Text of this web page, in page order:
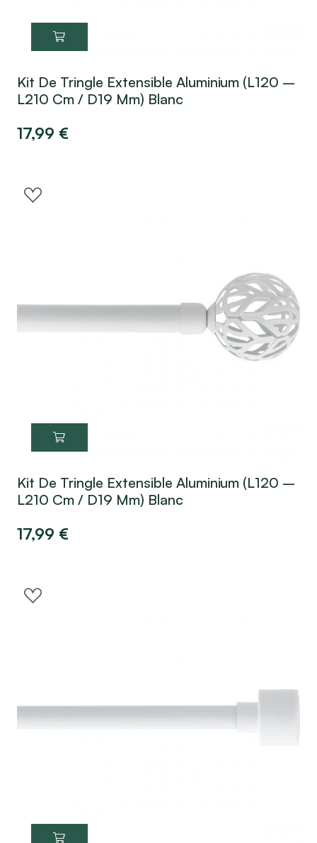
Kit De Tringle Extensible Aluminium (L120 –
L210 Cm / D19 Mm) Blanc
17,99 €
Kit De Tringle Extensible Aluminium (L120 –
L210 Cm / D19 Mm) Blanc
17,99 €